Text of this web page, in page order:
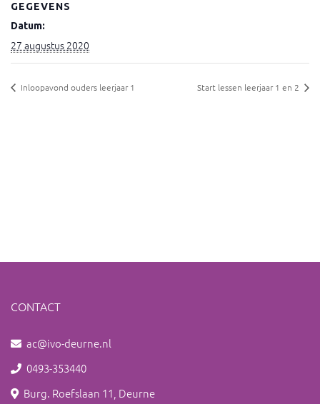
GEGEVENS
Datum:
27 augustus 2020
Inloopavond ouders leerjaar 1 Start lessen leerjaar 1 en 2
CONTACT
ac@ivo-deurne.nl
0493-353440
Burg. Roefslaan 11, Deurne